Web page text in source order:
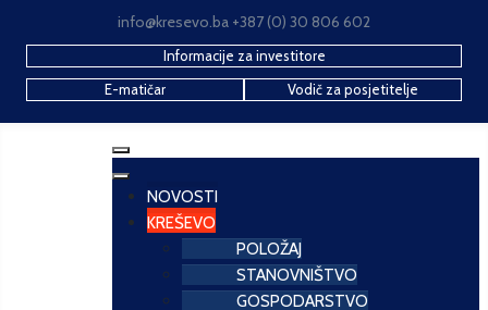
info@kresevo.ba +387 (0) 30 806 602
Informacije za investitore
E-matičar
Vodič za posjetitelje
NOVOSTI
KREŠEVO
POLOŽAJ
STANOVNIŠTVO
GOSPODARSTVO